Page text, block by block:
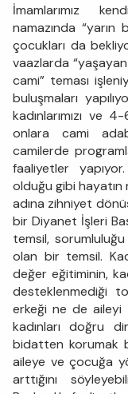
İmamlarımız
namazında “yarın
çocukları da
vaazlarda
cami” teması
buluşmaları
kadınlarımızı ve
onlara cami
camilerde
faaliyetler
olduğu gibi
adına zihniyet
bir Diyanet İşleri
temsil,
olan bir temsil.
değer eğitiminin,
desteklenmediği
erkeği ne de
kadınları doğru
bidatten korumak
aileye ve çocuğa
arttığını